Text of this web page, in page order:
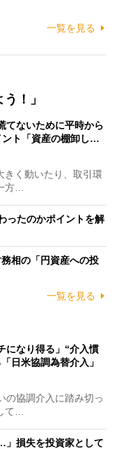
一覧を見る
！」
てないために平時から
ント「資産の棚卸し…
く動いたり、取引環
方…
ったのかポイントを解
相の「円資産への投
一覧を見る
になり得る」“介入慣
日米協調為替介入」
協調介入に踏み切っ
て…
」損失を投資家として